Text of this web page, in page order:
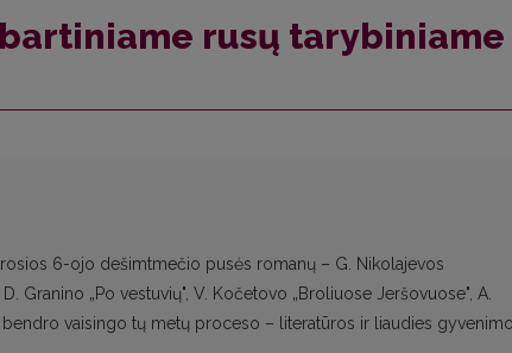
rusų tarybiniame
6-ojo dešimtmečio pusės romanų – G. Nikolajevos
Granino „Po vestuvių", V. Kočetovo „Broliuose Jeršovuose", A.
bendro vaisingo tų metų proceso – literatūros ir liaudies